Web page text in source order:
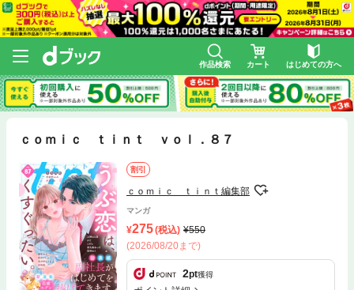
作品検索 カート はじめての方へ
ｃｏｍｉｃ ｔｉｎｔ ｖｏｌ．８７
割引
ｃｏｍｉｃ ｔｉｎｔ編集部
マンガ
275(税込)
550
(2026/08/20まで)
2pt獲得